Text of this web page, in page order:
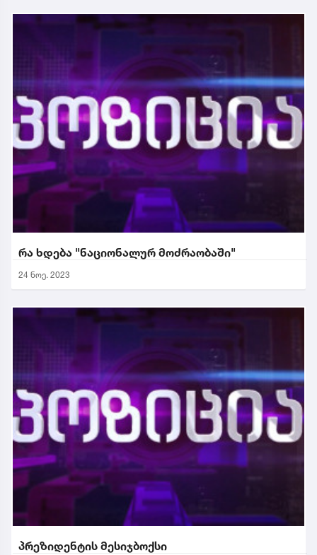
რა ხდება "ნაციონალურ მოძრაობაში"
24 ნოე. 2023
პრეზიდენტის მესიჯბოქსი